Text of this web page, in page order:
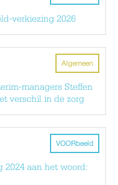
verkiezing 2026
Algemeen
managers Steffen
verschil in de zorg
VOORbeeld
2024 aan het woord: